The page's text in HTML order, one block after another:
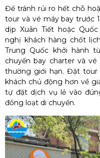
Để tránh rủi ro hết chỗ
tour và vé máy bay trước
dịp Xuân Tiết hoặc
nghị khách hàng chốt
Trung Quốc khởi hành
chuyến bay charter và
thường giới hạn. Đặt
khách chủ động hơn về
tự đặt dịch vụ lẻ vào
đồng loạt di chuyển.